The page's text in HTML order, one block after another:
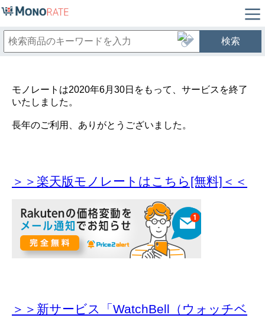
検索
モノレートは2020年6月30日をもって、サービスを終了
いたしました。
長年のご利用、ありがとうございました。
＞＞楽天版モノレートはこちら[無料]＜＜
＞＞新サービス「WatchBell（ウォッチベ